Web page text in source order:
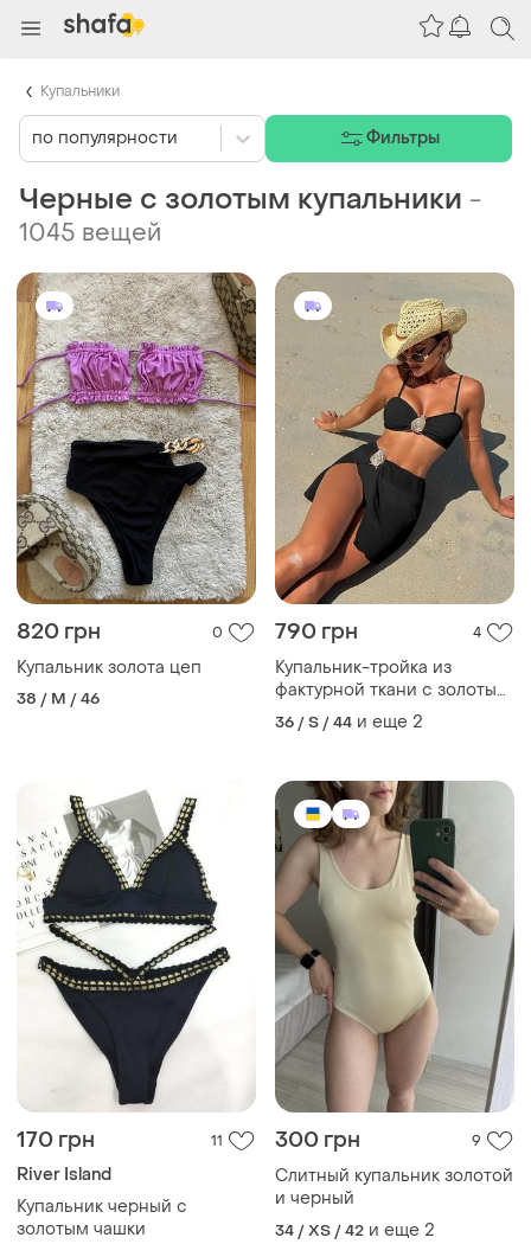
Черные с золотым купальники -
1045 вещей
820 грн 0
Купальник золота цеп
38 / M / 46
790 грн 4
Купальник-тройка из
фактурной ткани с золотым
декором
36 / S / 44 и еще 2
170 грн 11
River Island
Купальник черный с
золотым чашки
300 грн 9
Слитный купальник золотой
и черный
34 / XS / 42 и еще 2
по популярности Фильтры
Купальники